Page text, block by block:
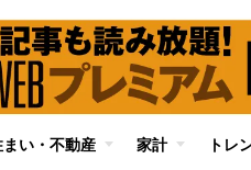
まい・不動産 家計 トレ